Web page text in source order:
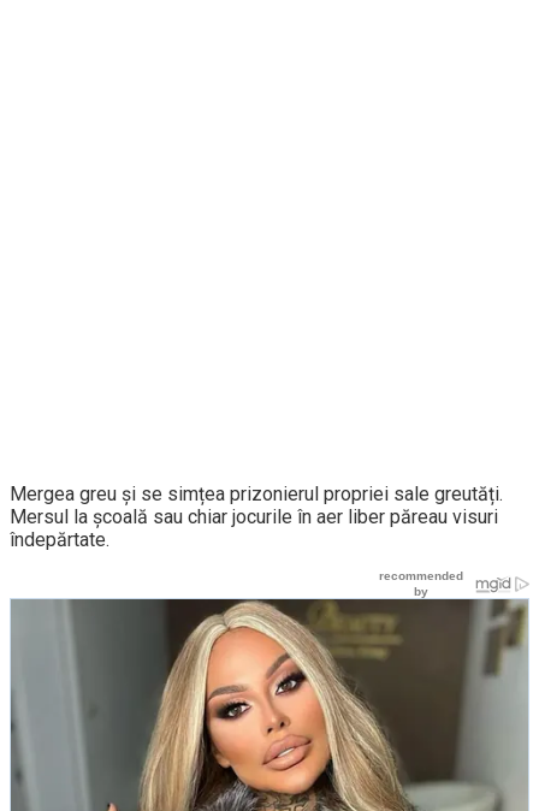
Mergea greu și se simțea prizonierul propriei sale greutăți.
Mersul la școală sau chiar jocurile în aer liber păreau visuri
îndepărtate.